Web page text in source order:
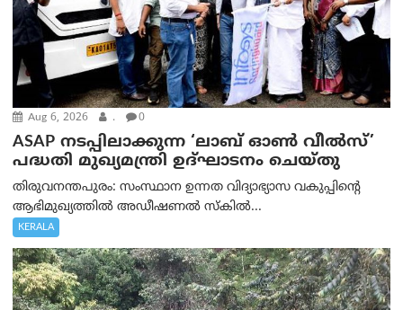
Aug 6, 2026 . 0
ASAP നടപ്പിലാക്കുന്ന ‘ലാബ് ഓൺ വീൽസ്’
പദ്ധതി മുഖ്യമന്ത്രി ഉദ്ഘാടനം ചെയ്തു
തിരുവനന്തപുരം: സംസ്ഥാന ഉന്നത വിദ്യാഭ്യാസ വകുപ്പിന്റെ
ആഭിമുഖ്യത്തിൽ അഡീഷണൽ സ്കിൽ...
KERALA